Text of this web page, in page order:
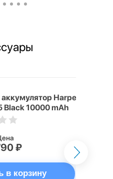
Harper
Black 10000 mAh
₽
в корзину